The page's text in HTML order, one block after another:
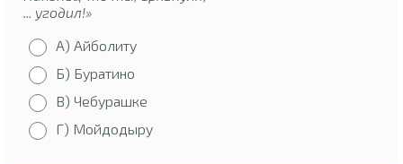
... угодил!»
А) Айболиту
Б) Буратино
В) Чебурашке
Г) Мойдодыру